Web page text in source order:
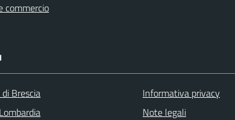
commercio
Brescia
Informativa privacy
Note legali